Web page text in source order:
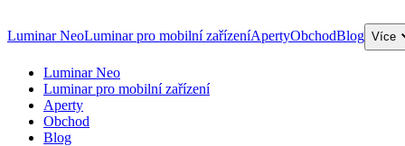
Luminar NeoLuminar pro mobilní zařízeníApertyObchodBlog Více
Luminar Neo
Luminar pro mobilní zařízení
Aperty
Obchod
Blog